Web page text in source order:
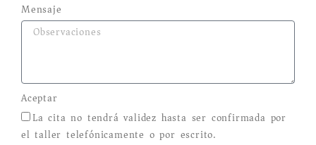
Mensaje
Aceptar
La cita no tendrá validez hasta ser confirmada por
el taller telefónicamente o por escrito.